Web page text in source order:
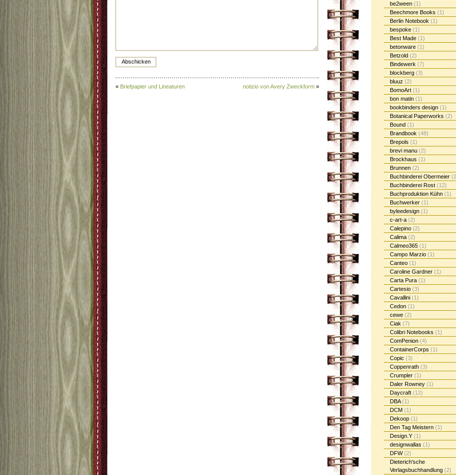
be2ween (1)
Beechmore Books (1)
Berlin Notebook (1)
bespoke (1)
Best Made (1)
betonware (1)
Betzold (2)
Bindewerk (7)
blockberg (3)
bluuz (2)
BomoArt (1)
bon matin (1)
bookbinders design (1)
Botanical Paperworks (2)
Bound (1)
Brandbook (48)
Brepols (1)
brevi manu (2)
Brockhaus (1)
Brunnen (2)
Buchbinderei Obermeier
Buchbinderei Rost (12)
Buchproduktion Kühn (1)
Buchwerker (1)
byleedesign (1)
c-art-a (2)
Calepino (2)
Calima (2)
Calmeo365 (1)
Campo Marzio (1)
Canteo (1)
Caroline Gardner (1)
Carta Pura (1)
Cartesio (3)
Cavallini (1)
Cedon (1)
cewe (2)
Ciak (7)
Colibri Notebooks (1)
ComPenion (4)
ContainerCorps (1)
Copic (3)
Coppenrath (3)
Crumpler (1)
Daler Rowney (1)
Daycraft (12)
DBA(1)
DCM (1)
Dekoop (1)
Den Tag Meistern (1)
Design.Y (1)
designwallas (1)
DFW(2)
Dieterich'sche
Verlagsbuchhandlung (2)
« Briefpapier und Lineaturen notizio von Avery Zweckform »